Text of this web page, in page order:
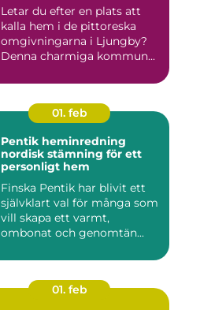
Letar du efter en plats att
kalla hem i de pittoreska
omgivningarna i Ljungby?
Denna charmiga kommun...
01. feb
Pentik heminredning
nordisk stämning för ett
personligt hem
Finska Pentik har blivit ett
självklart val för många som
vill skapa ett varmt,
ombonat och genomtän...
01. feb